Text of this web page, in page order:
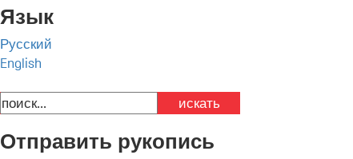
Язык
Русский
English
искать
Отправить рукопись